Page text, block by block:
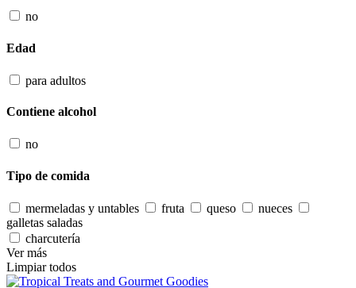
no
Edad
para adultos
Contiene alcohol
no
Tipo de comida
mermeladas y untables fruta queso
nueces
galletas saladas
charcutería
Ver más
Limpiar todos